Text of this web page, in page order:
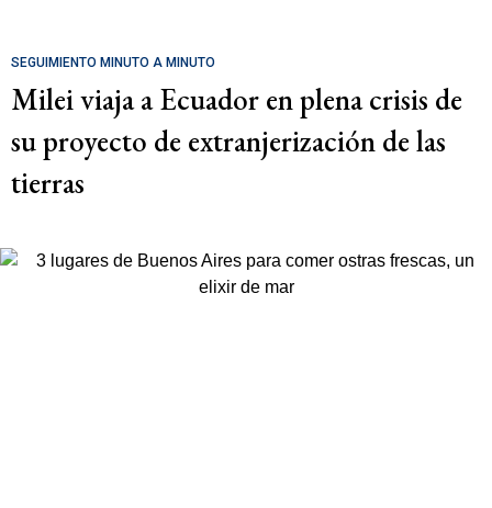
SEGUIMIENTO MINUTO A MINUTO
Milei viaja a Ecuador en plena crisis de
su proyecto de extranjerización de las
tierras